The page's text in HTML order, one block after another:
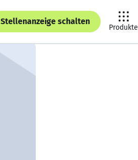
Stellenanzeige schalten
Produkte